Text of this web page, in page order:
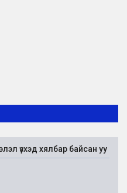
үзхэд хялбар байсан уу